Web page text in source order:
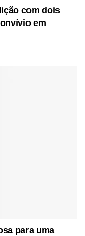
com dois
em
para uma